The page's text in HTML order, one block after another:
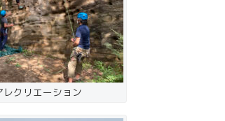
レクリエーション